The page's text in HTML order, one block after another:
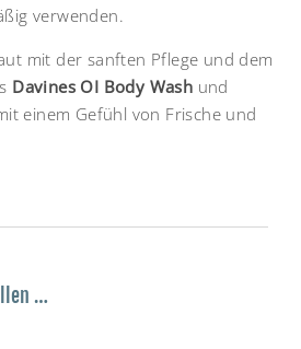
verwenden.
mit der sanften Pflege und dem
Davines OI Body Wash und
einem Gefühl von Frische und
…